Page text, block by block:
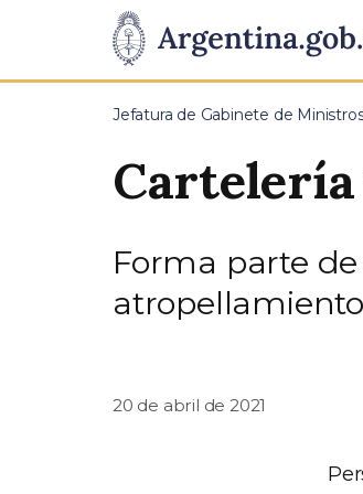
Presidencia
de
Pasar al contenido principal
Jefatura de Gabinete de
Forma parte
20 de abril de 2021